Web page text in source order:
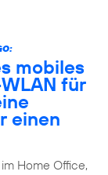
mobiles
für
einen
Home Office,